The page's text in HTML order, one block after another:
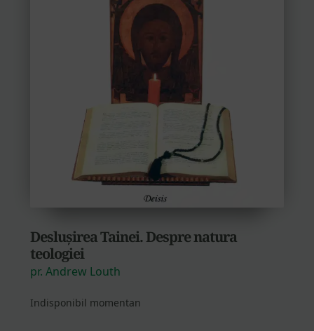
Deslușirea Tainei. Despre natura
teologiei
pr. Andrew Louth
Indisponibil momentan